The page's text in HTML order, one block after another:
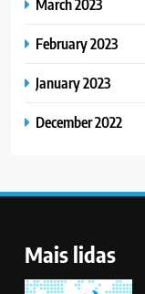
March 2023
February 2023
January 2023
December 2022
Mais lidas